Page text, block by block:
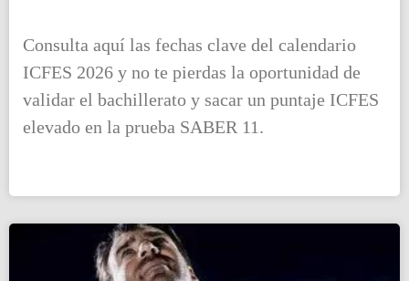
Consulta aquí las fechas clave del calendario
ICFES 2026 y no te pierdas la oportunidad de
validar el bachillerato y sacar un puntaje ICFES
elevado en la prueba SABER 11.